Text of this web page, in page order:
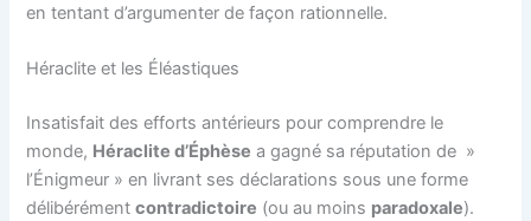
en tentant d’argumenter de façon rationnelle.
Héraclite et les Éléastiques
Insatisfait des efforts antérieurs pour comprendre le
monde, Héraclite d’Éphèse a gagné sa réputation de »
l’Énigmeur » en livrant ses déclarations sous une forme
délibérémentcontradictoire (ou au moins paradoxale).